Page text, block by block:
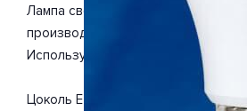
Лампа светодиодная диммируемая
производителя Uniel (Китай).
Используемые материалы: металл.
Цоколь E27. Вид ламп: